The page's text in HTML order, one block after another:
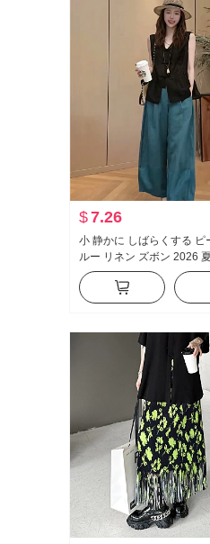
$7.26
小 静かに しばらくする ピ
ルー リネン ズボン 2026
ルーズフィット カジュア
ップス